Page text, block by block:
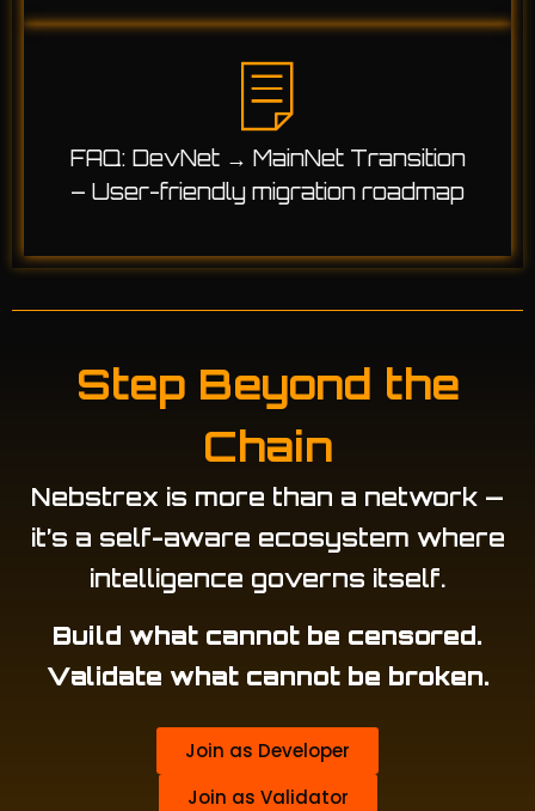
FAQ: DevNet → MainNet Transition
– User-friendly migration roadmap
Step Beyond the
Chain
Nebstrex is more than a network —
it’s a self-aware ecosystem where
intelligence governs itself.
Build what cannot be censored.
Validate what cannot be broken.
Join as Developer
Join as Validator